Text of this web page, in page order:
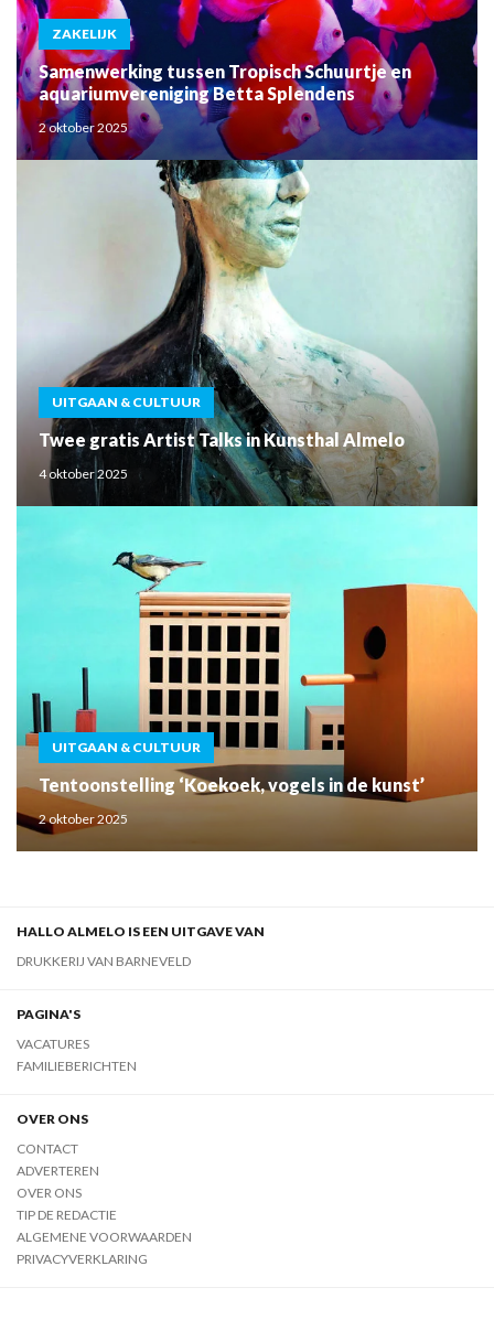
ZAKELIJK
Samenwerking tussen Tropisch Schuurtje en
aquariumvereniging Betta Splendens
2 oktober 2025
UITGAAN & CULTUUR
Twee gratis Artist Talks in Kunsthal Almelo
4 oktober 2025
UITGAAN & CULTUUR
Tentoonstelling ‘Koekoek, vogels in de kunst’
2 oktober 2025
HALLO ALMELO IS EEN UITGAVE VAN
DRUKKERIJ VAN BARNEVELD
PAGINA'S
VACATURES
FAMILIEBERICHTEN
OVER ONS
CONTACT
ADVERTEREN
OVER ONS
TIP DE REDACTIE
ALGEMENE VOORWAARDEN
PRIVACYVERKLARING